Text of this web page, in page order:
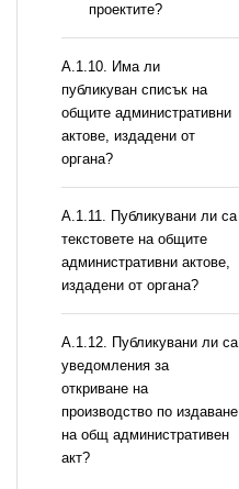
проектите?
А.1.10. Има ли
публикуван списък на
общите административни
актове, издадени от
органа?
А.1.11. Публикувани ли са
текстовете на общите
административни актове,
издадени от органа?
А.1.12. Публикувани ли са
уведомления за
откриване на
производство по издаване
на общ административен
акт?